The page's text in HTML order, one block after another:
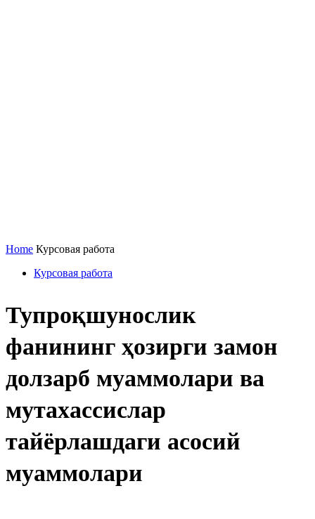
Home Курсовая работа
Курсовая работа
Тупроқшунослик
фанининг ҳозирги замон
долзарб муаммолари ва
мутахассислар
тайёрлашдаги асосий
муаммолари